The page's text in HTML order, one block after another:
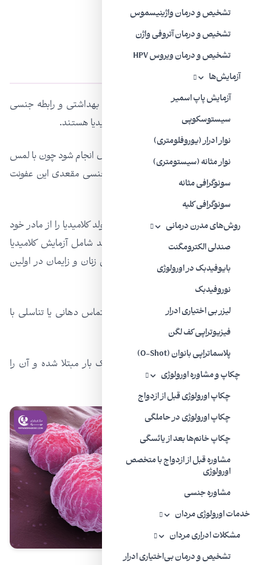
تشخیص و درمان واژینیسموس
تشخیص و درمان آتروفی واژن
تشخیص و درمان ویروس HPV
آزمایش‌ها
آزمایش پاپ اسمیر
سیستوسکوپی
نوار ادرار (یوروفلومتری)
نوار مثانه (سیستومتری)
سونوگرافی مثانه
سونوگرافی کلیه
روش‌های مدرن درمانی
صندلی الکترومگنت
بایوفیدبک در اورولوژی
نوروفیدبک
لیزر بی‌ اختیاری ادرار
فیزیوتراپی کف لگن
پلاسماتراپی بانوان (O-Shot)
چکاپ و مشاوره اورولوژی
چکاپ اورولوژی قبل از ازدواج
چکاپ اورولوژی در حاملگی
چکاپ خانم‌ها بعد از یائسگی
مشاوره قبل از ازدواج با متخصص
اورولوژی
مشاوره جنسی
خدمات اورولوژی مردان
مشکلات ادراری مردان
تشخیص و درمان بی‌اختیاری ادرار
راه‌های انتقال کلامیدیا
رابطه جنسی بدون کاندوم یا سایر روش‌های بهداشتی و رابطه جنسی
دهانی اصلی ترین راه‌های انتقال عفونت کلامیدیا هستند.
برای نفوذ این عفونت لازم نیست که حتما دخول انجام شود چون با لمس
دستگاه‌های تناسلی با هم و یا از راه رابطه جنسی مقعدی این عفونت
منتقل می‌شود.
نوزادان تازه متولد شده می‌توانند در هنگام تولد کلامیدیا را از مادر خود
دریافت کنند. بیشتر آزمایش‌های قبل از تولد شامل آزمایش کلامیدیا
می‌شوند، اما بررسی مضاعف توسط متخصص زنان و زایمان در اولین
عفونت کلامیدیا در چشم می‌تواند از طریق تماس دهانی یا تناسلی با
چشم رخ دهد، که زیاد شایع نیست.
کلامیدیا می‌تواند حتی در افرادی که قبلاً یک بار مبتلا شده و آن را
درمان کرده‌اند، دوباره ایجاد شود!